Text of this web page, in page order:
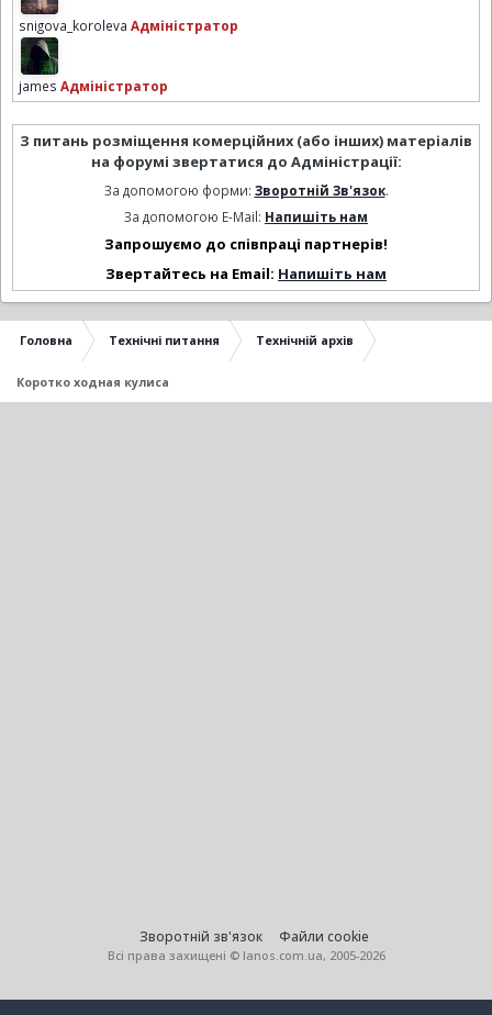
snigova_koroleva Адміністратор
james Адміністратор
З питань розміщення комерційних (або інших) матеріалів
на форумі звертатися до Адміністрації:
За допомогою форми: Зворотній Зв'язок.
За допомогою E-Mail: Напишіть нам
Запрошуємо до співпраці партнерів!
Звертайтесь на Email: Напишіть нам
Головна Технічні питання Технічній архів
Коротко ходная кулиса
Зворотній зв'язок Файли cookie
Всі права захищені © lanos.com.ua, 2005-2026